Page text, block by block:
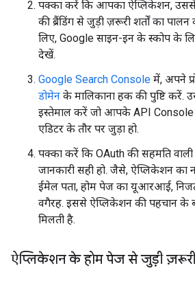
पक्का करें कि आपका ऐप्लिकेशन, उससे
की ब्रैंडिंग से जुड़ी ज़रूरी शर्तों का
लिए, Google साइन-इन के स्कोप के
देखें.
Google Search Console में, अपने
डोमेन के मालिकाना हक की पुष्टि करें.
इस्तेमाल करें जो आपके API Console
एडिटर के तौर पर जुड़ा हो.
पक्का करें कि OAuth की सहमति वाली
जानकारी सही हो. जैसे, ऐप्लिकेशन का
ईमेल पता, होम पेज का यूआरआई,
वगैरह. इससे ऐप्लिकेशन की पहचान के
मिलती है.
ऐप्लिकेशन के होम पेज से जुड़ी ज़रूरी